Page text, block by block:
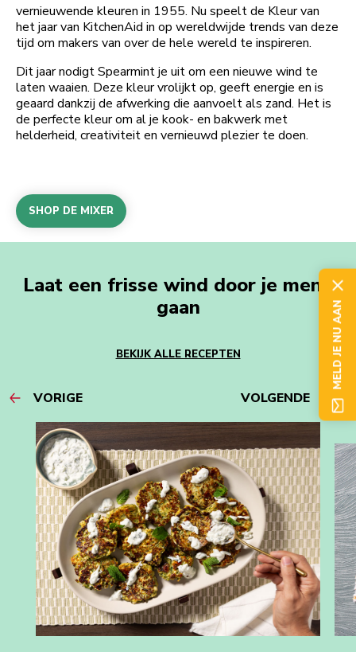
vernieuwende kleuren in 1955. Nu speelt de Kleur van
het jaar van KitchenAid in op wereldwijde trends van deze
tijd om makers van over de hele wereld te inspireren.
Dit jaar nodigt Spearmint je uit om een nieuwe wind te
laten waaien. Deze kleur vrolijkt op, geeft energie en is
geaard dankzij de afwerking die aanvoelt als zand. Het is
de perfecte kleur om al je kook- en bakwerk met
helderheid, creativiteit en vernieuwd plezier te doen.
SHOP DE MIXER
Laat een frisse wind door je menu
gaan
BEKIJK ALLE RECEPTEN
VORIGE VOLGENDE
MELD JE NU AAN